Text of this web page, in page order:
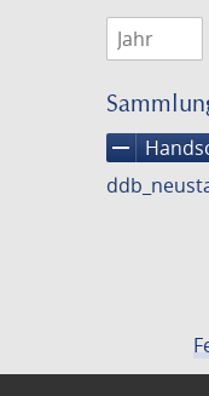
1474
remove